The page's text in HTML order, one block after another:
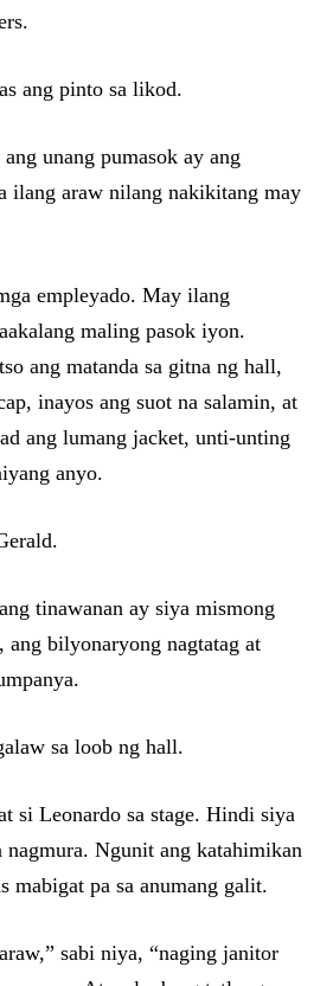
ang pinto sa likod.
unang pumasok ay ang
ilang araw nilang nakikitang may
empleyado. May ilang
maling pasok iyon.
ang matanda sa gitna ng hall,
inayos ang suot na salamin, at
ang lumang jacket, unti-unting
anyo.
tinawanan ay siya mismong
, ang bilyonaryong nagtatag at
sa loob ng hall.
si Leonardo sa stage. Hindi siya
Ngunit ang katahimikan
mabigat pa sa anumang galit.
sabi niya, “naging janitor